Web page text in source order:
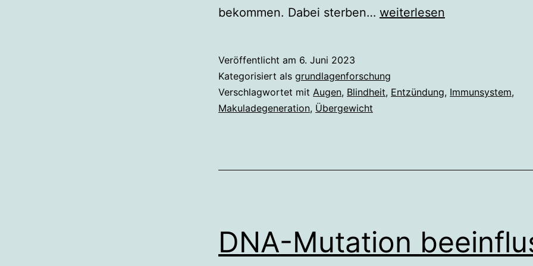
bekommen. Dabei sterben… Wie
Makuladegeneration
führen
weiterlesen
Veröffentlicht am 6. Juni 2023
Kategorisiert als grundlagenforschung
Verschlagwortet mit Augen, Blindheit, Entzündung, Immunsystem,
Makuladegeneration, Übergewicht
DNA-Mutation